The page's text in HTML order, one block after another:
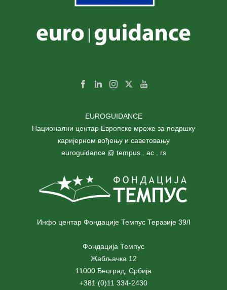
EUROGUIDANCE
Национални центар Европске мреже за подршку
каријерном вођењу и саветовању
euroguidance @ tempus . ac . rs
Инфо центар Фондације Темпус Теразије 39/I
Фондација Темпус
Жабљачка 12
11000 Београд, Србија
+381 (0)11 334-2430